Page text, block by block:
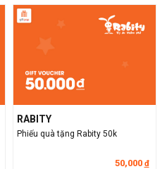
RABITY
Phiếu quà tặng Rabity 50k
50,000 đ